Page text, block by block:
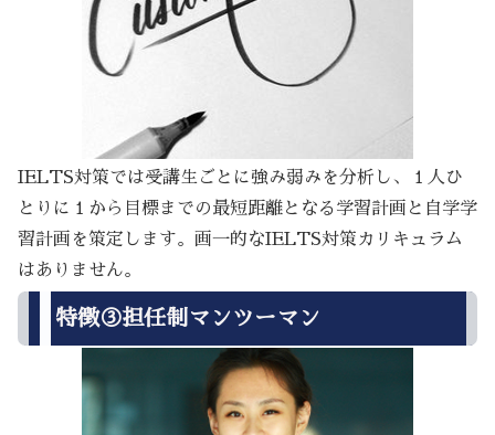
IELTS対策では受講生ごとに強み弱みを分析し、１人ひ
とりに１から目標までの最短距離となる学習計画と自学学
習計画を策定します。画一的なIELTS対策カリキュラム
はありません。
特徴③担任制マンツーマン